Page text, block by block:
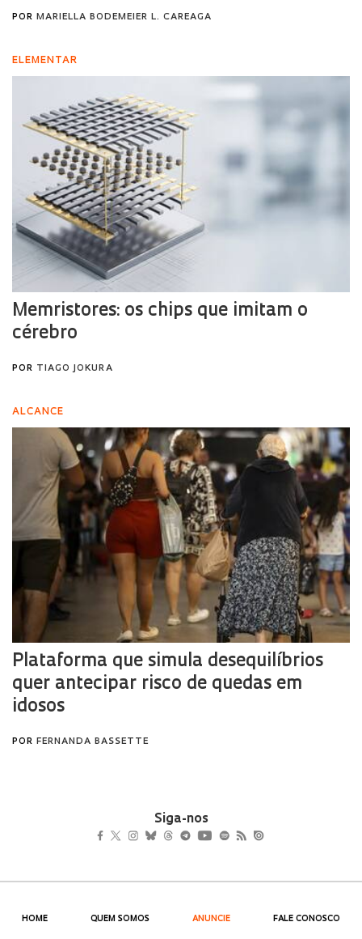
Siga-nos
HOME QUEM SOMOS ANUNCIE FALE CONOSCO